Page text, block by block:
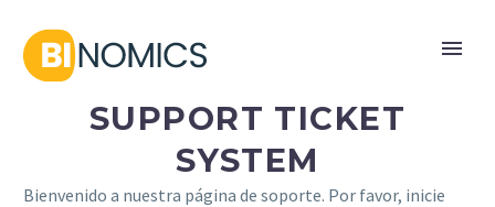
SUPPORT TICKET
SYSTEM
Bienvenido a nuestra página de soporte. Por favor, inicie